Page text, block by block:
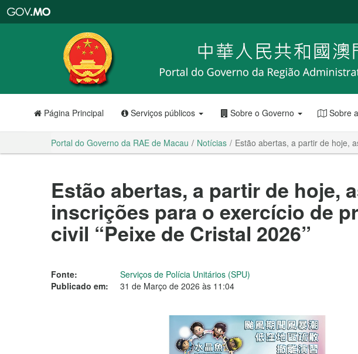
RAE
de
Macau
Página Principal Serviços públicos Sobre o Governo Sobre
Portal do Governo da RAE de Macau Notícias Estão abertas, a partir de hoje,
Estão abertas, a partir de hoje,
inscrições para o exercício de
civil “Peixe de Cristal 2026”
Fonte:
Serviços de Polícia Unitários (SPU)
Publicado em:
31 de Março de 2026 às 11:04